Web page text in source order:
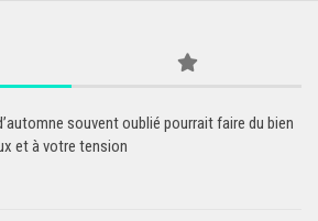
souvent oublié pourrait faire du bien
et à votre tension